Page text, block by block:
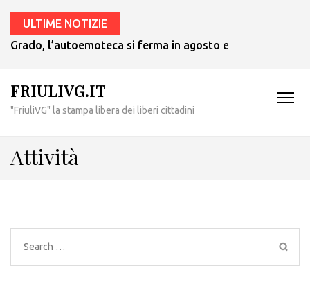
ULTIME NOTIZIE
Grado, l’autoemoteca si ferma in agosto e ritornerà in
FRIULIVG.IT
"FriuliVG" la stampa libera dei liberi cittadini
Attività
Search
for: